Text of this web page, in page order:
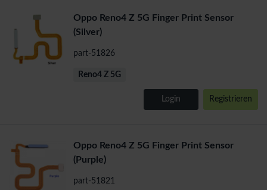
Oppo Reno4 Z 5G Finger Print Sensor
(Silver)
part-51826
Reno4 Z 5G
Login Registrieren
Oppo Reno4 Z 5G Finger Print Sensor
(Purple)
part-51821